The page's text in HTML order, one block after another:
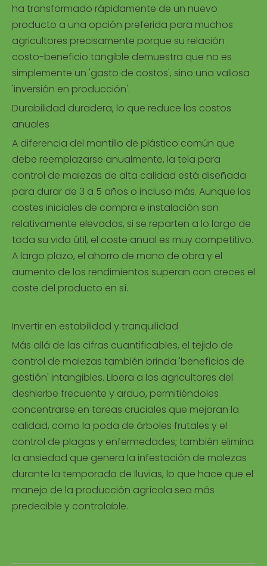
ha transformado rápidamente de un nuevo
producto a una opción preferida para muchos
agricultores precisamente porque su relación
costo-beneficio tangible demuestra que no es
simplemente un 'gasto de costos', sino una valiosa
'inversión en producción'.
Durabilidad duradera, lo que reduce los costos
anuales
A diferencia del mantillo de plástico común que
debe reemplazarse anualmente, la tela para
control de malezas de alta calidad está diseñada
para durar de 3 a 5 años o incluso más. Aunque los
costes iniciales de compra e instalación son
relativamente elevados, si se reparten a lo largo de
toda su vida útil, el coste anual es muy competitivo.
A largo plazo, el ahorro de mano de obra y el
aumento de los rendimientos superan con creces el
coste del producto en sí.
Invertir en estabilidad y tranquilidad
Más allá de las cifras cuantificables, el tejido de
control de malezas también brinda 'beneficios de
gestión' intangibles. Libera a los agricultores del
deshierbe frecuente y arduo, permitiéndoles
concentrarse en tareas cruciales que mejoran la
calidad, como la poda de árboles frutales y el
control de plagas y enfermedades; también elimina
la ansiedad que genera la infestación de malezas
durante la temporada de lluvias, lo que hace que el
manejo de la producción agrícola sea más
predecible y controlable.